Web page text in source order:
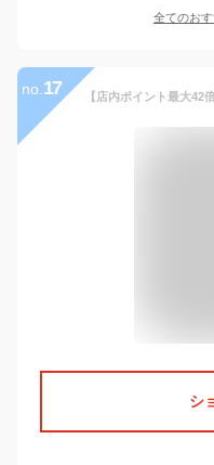
全てのお
no. 17
シ